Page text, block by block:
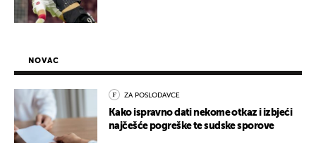
NOVAC
ZA POSLODAVCE
Kako ispravno dati nekome otkaz i izbjeći
najčešće pogreške te sudske sporove